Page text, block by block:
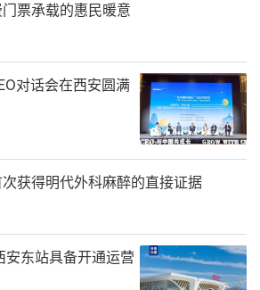
票承载的惠民暖意
对话会在西安圆满
获得明代外科麻醉的直接证据
东站具备开通运营